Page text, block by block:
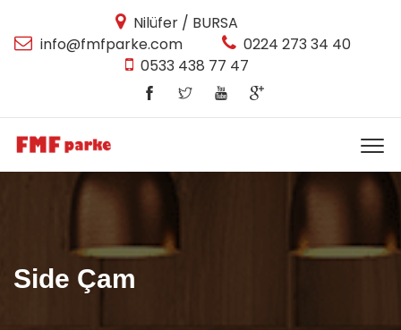
Nilüfer / BURSA
info@fmfparke.com
0224 273 34 40
0533 438 77 47
Side Çam